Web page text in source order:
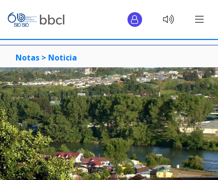
Notas > Noticia